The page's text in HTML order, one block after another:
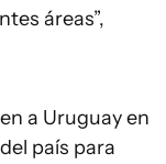
áreas”,
a Uruguay en
país para